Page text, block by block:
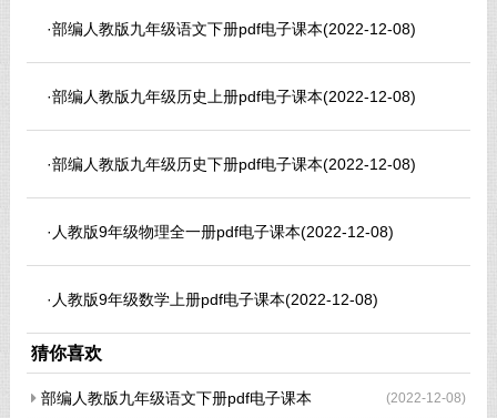
·部编人教版九年级语文下册pdf电子课本(2022-12-08)
·部编人教版九年级历史上册pdf电子课本(2022-12-08)
·部编人教版九年级历史下册pdf电子课本(2022-12-08)
· 人教版9年级物理全一册pdf电子课本(2022-12-08)
· 人教版9年级数学上册pdf电子课本(2022-12-08)
猜你喜欢
(2022-12-08)
部编人教版九年级语文下册pdf电子课本